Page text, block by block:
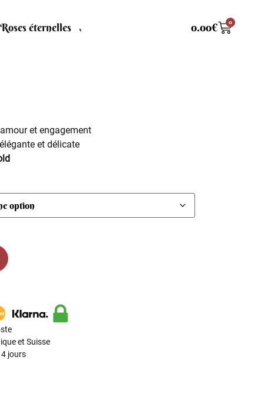
Roses éternelles 0.00€ 0
et engagement
et délicate
et Suisse
jours